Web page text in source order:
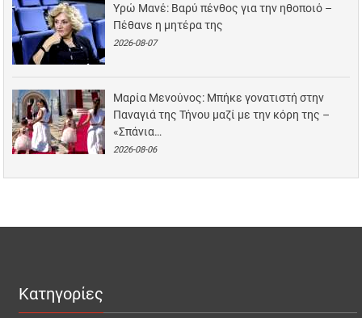
Υρώ Μανέ: Βαρύ πένθος για την ηθοποιό –
Πέθανε η μητέρα της
2026-08-07
Μαρία Μενούνος: Μπήκε γονατιστή στην
Παναγιά της Τήνου μαζί με την κόρη της –
«Σπάνια…
2026-08-06
Κατηγορίες